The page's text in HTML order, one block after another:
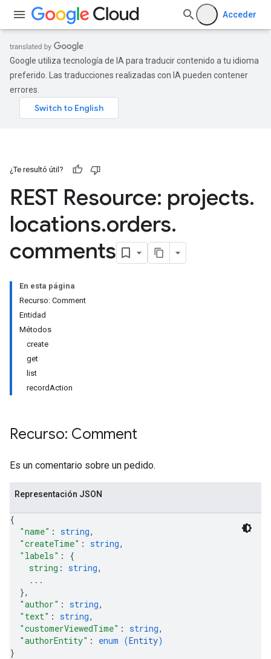
Acceder
Google utiliza tecnología de IA para traducir contenido a tu idioma
preferido. Las traducciones realizadas con IA pueden contener
errores.
¿Te resultó útil?
REST Resource: projects.
locations.orders.
comments
En esta página
Recurso: Comment
Entidad
Métodos
create
get
list
recordAction
Recurso: Comment
Es un comentario sobre un pedido.
Representación JSON
{
"name" : string,
"createTime" : string,
"labels" : {
string : string,
...
},
"author" : string,
"text" : string,
"customerViewedTime" : string,
"authorEntity" : enum (Entity)
}